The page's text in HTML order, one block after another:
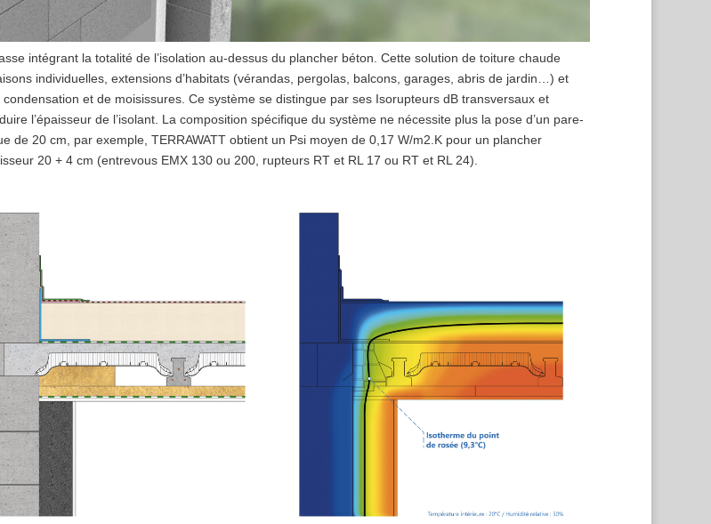
intégrant la totalité de l’isolation au-dessus du plancher béton. Cette solution de toiture chaude
individuelles, extensions d’habitats (vérandas, pergolas, balcons, garages, abris de jardin…) et
et de moisissures. Ce système se distingue par ses Isorupteurs dB transversaux et
l’épaisseur de l’isolant. La composition spécifique du système ne nécessite plus la pose d’un pare-
de 20 cm, par exemple, TERRAWATT obtient un Psi moyen de 0,17 W/m2.K pour un plancher
20 + 4 cm (entrevous EMX 130 ou 200, rupteurs RT et RL 17 ou RT et RL 24).